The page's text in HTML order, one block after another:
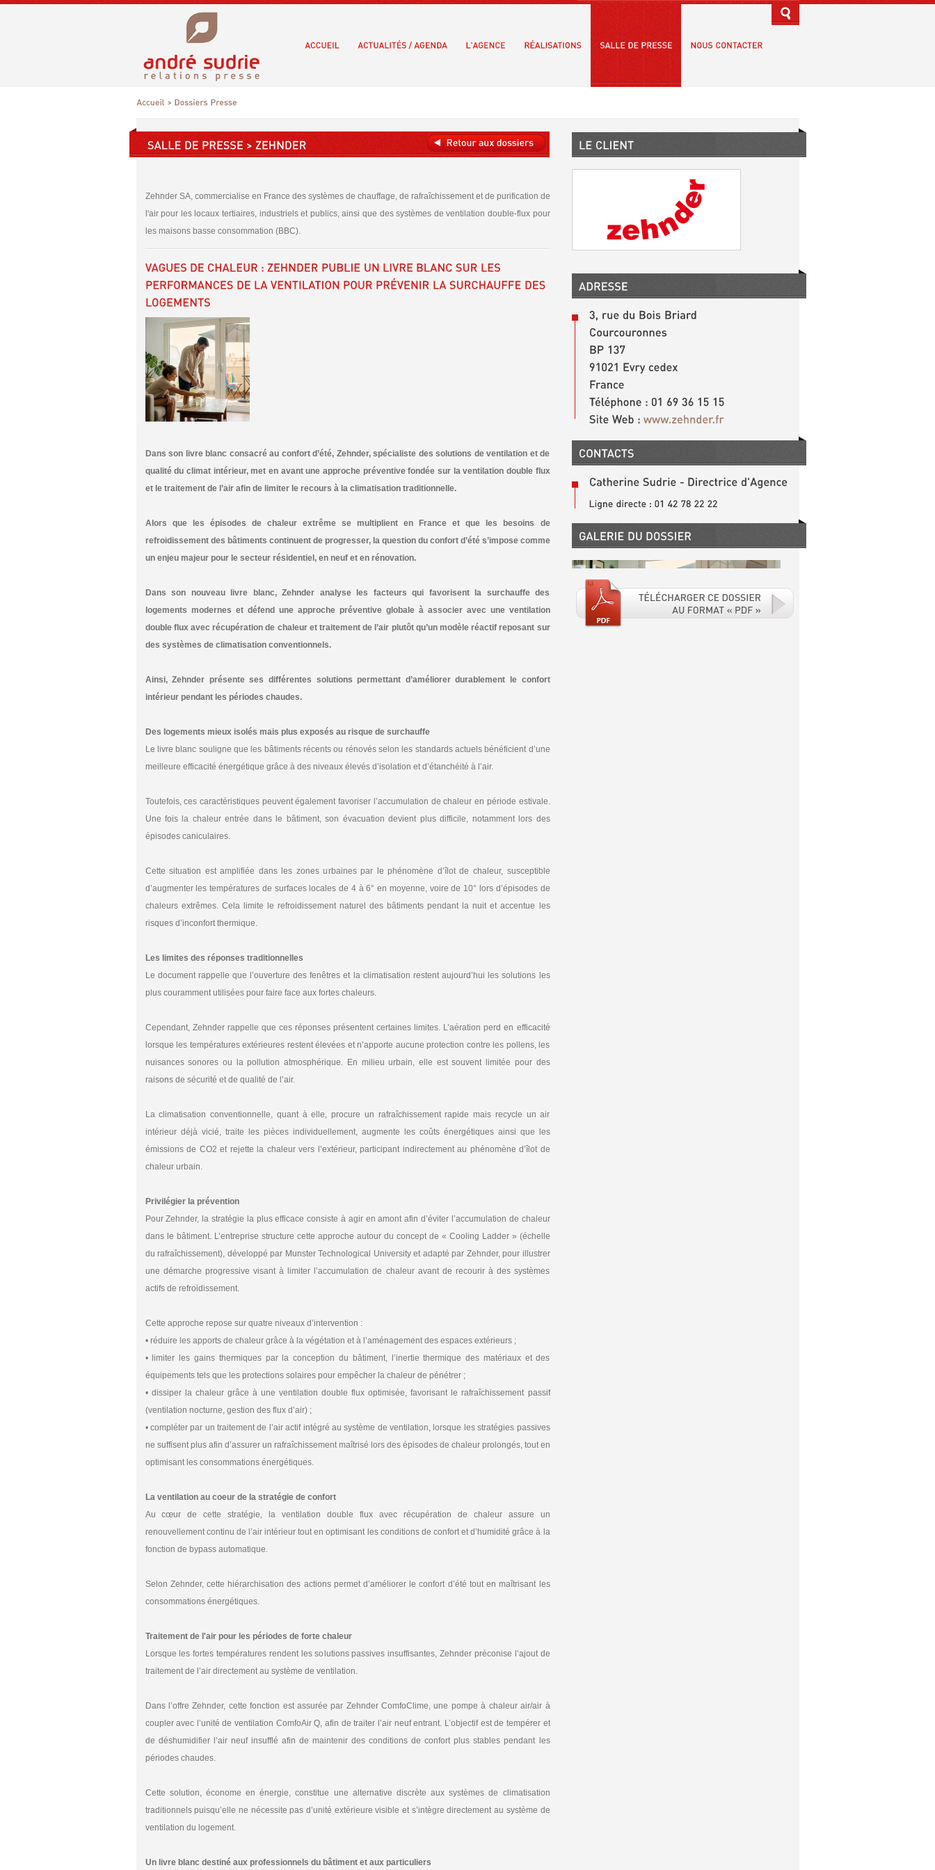
Zehnder SA, commercialise en France des systèmes de chauffage, de rafraîchissement et de purification de
l'air pour les locaux tertiaires, industriels et publics, ainsi que des systèmes de ventilation double-flux pour
les maisons basse consommation (BBC).
Dans son livre blanc consacré au confort d’été, Zehnder, spécialiste des solutions de ventilation et de
qualité du climat intérieur, met en avant une approche préventive fondée sur la ventilation double flux
et le traitement de l’air afin de limiter le recours à la climatisation traditionnelle.
Alors que les épisodes de chaleur extrême se multiplient en France et que les besoins de
refroidissement des bâtiments continuent de progresser, la question du confort d’été s’impose comme
un enjeu majeur pour le secteur résidentiel, en neuf et en rénovation.
Dans son nouveau livre blanc, Zehnder analyse les facteurs qui favorisent la surchauffe des
logements modernes et défend une approche préventive globale à associer avec une ventilation
double flux avec récupération de chaleur et traitement de l’air plutôt qu’un modèle réactif reposant sur
des systèmes de climatisation conventionnels.
Ainsi, Zehnder présente ses différentes solutions permettant d’améliorer durablement le confort
intérieur pendant les périodes chaudes.
Des logements mieux isolés mais plus exposés au risque de surchauffe
Le livre blanc souligne que les bâtiments récents ou rénovés selon les standards actuels bénéficient d’une
meilleure efficacité énergétique grâce à des niveaux élevés d’isolation et d’étanchéité à l’air.
Toutefois, ces caractéristiques peuvent également favoriser l’accumulation de chaleur en période estivale.
Une fois la chaleur entrée dans le bâtiment, son évacuation devient plus difficile, notamment lors des
épisodes caniculaires.
Cette situation est amplifiée dans les zones urbaines par le phénomène d’îlot de chaleur, susceptible
d’augmenter les températures de surfaces locales de 4 à 6° en moyenne, voire de 10° lors d’épisodes de
chaleurs extrêmes. Cela limite le refroidissement naturel des bâtiments pendant la nuit et accentue les
risques d’inconfort thermique.
Les limites des réponses traditionnelles
Le document rappelle que l’ouverture des fenêtres et la climatisation restent aujourd’hui les solutions les
plus couramment utilisées pour faire face aux fortes chaleurs.
Cependant, Zehnder rappelle que ces réponses présentent certaines limites. L’aération perd en efficacité
lorsque les températures extérieures restent élevées et n’apporte aucune protection contre les pollens, les
nuisances sonores ou la pollution atmosphérique. En milieu urbain, elle est souvent limitée pour des
raisons de sécurité et de qualité de l’air.
La climatisation conventionnelle, quant à elle, procure un rafraîchissement rapide mais recycle un air
intérieur déjà vicié, traite les pièces individuellement, augmente les coûts énergétiques ainsi que les
émissions de CO2 et rejette la chaleur vers l’extérieur, participant indirectement au phénomène d’îlot de
chaleur urbain.
Privilégier la prévention
Pour Zehnder, la stratégie la plus efficace consiste à agir en amont afin d’éviter l’accumulation de chaleur
dans le bâtiment. L’entreprise structure cette approche autour du concept de « Cooling Ladder » (échelle
du rafraîchissement), développé par Munster Technological University et adapté par Zehnder, pour illustrer
une démarche progressive visant à limiter l’accumulation de chaleur avant de recourir à des systèmes
actifs de refroidissement.
Cette approche repose sur quatre niveaux d’intervention :
• réduire les apports de chaleur grâce à la végétation et à l’aménagement des espaces extérieurs ;
• limiter les gains thermiques par la conception du bâtiment, l’inertie thermique des matériaux et des
équipements tels que les protections solaires pour empêcher la chaleur de pénétrer ;
• dissiper la chaleur grâce à une ventilation double flux optimisée, favorisant le rafraîchissement passif
(ventilation nocturne, gestion des flux d’air) ;
• compléter par un traitement de l’air actif intégré au système de ventilation, lorsque les stratégies passives
ne suffisent plus afin d’assurer un rafraîchissement maîtrisé lors des épisodes de chaleur prolongés, tout en
optimisant les consommations énergétiques.
La ventilation au coeur de la stratégie de confort
Au cœur de cette stratégie, la ventilation double flux avec récupération de chaleur assure un
renouvellement continu de l’air intérieur tout en optimisant les conditions de confort et d’humidité grâce à la
fonction de bypass automatique.
Selon Zehnder, cette hiérarchisation des actions permet d’améliorer le confort d’été tout en maîtrisant les
consommations énergétiques.
Traitement de l'air pour les périodes de forte chaleur
Lorsque les fortes températures rendent les solutions passives insuffisantes, Zehnder préconise l’ajout de
traitement de l’air directement au système de ventilation.
Dans l’offre Zehnder, cette fonction est assurée par Zehnder ComfoClime, une pompe à chaleur air/air à
coupler avec l’unité de ventilation ComfoAir Q, afin de traiter l’air neuf entrant. L’objectif est de tempérer et
de déshumidifier l’air neuf insufflé afin de maintenir des conditions de confort plus stables pendant les
périodes chaudes.
Cette solution, économe en énergie, constitue une alternative discrète aux systèmes de climatisation
traditionnels puisqu’elle ne nécessite pas d’unité extérieure visible et s’intègre directement au système de
ventilation du logement.
Un livre blanc destiné aux professionnels du bâtiment et aux particuliers